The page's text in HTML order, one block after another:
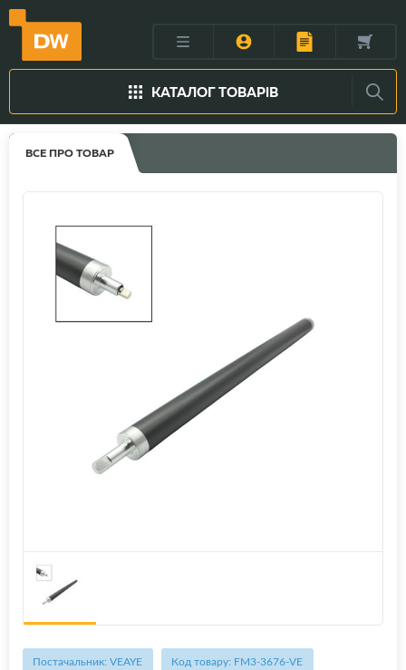
КАТАЛОГ ТОВАРІВ
ВСЕ ПРО ТОВАР
Постачальник: VEAYE Код товару: FM3-3676-VE